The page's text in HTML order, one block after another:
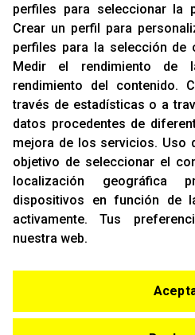
Cookies
Política De Privacidad
OFICINAS
C/ Rozabella, 6
CONTACTO
T. (+34)
www.racing-support.com
perfiles para seleccionar la
Crear un perfil para
perfiles para la selección de
Medir el rendimiento de
rendimiento del contenido.
través de estadísticas o a
datos procedentes de
mejora de los servicios. Uso
objetivo de seleccionar el
localización geográfica
dispositivos en función de
activamente.Tus
nuestra web.